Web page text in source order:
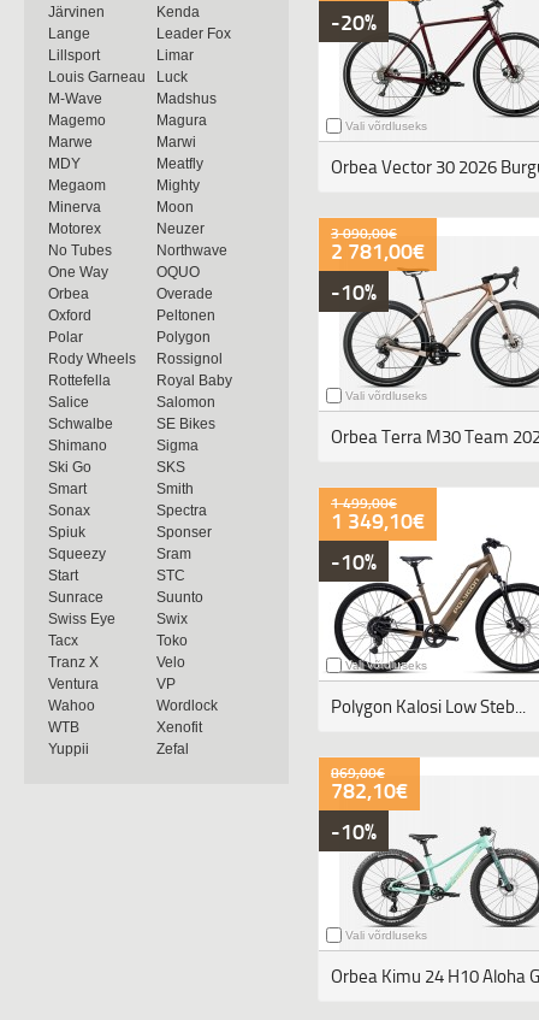
Järvinen
Kenda
Lange
Leader Fox
Lillsport
Limar
Louis Garneau
Luck
M-Wave
Madshus
Magemo
Magura
Marwe
Marwi
MDY
Meatfly
Megaom
Mighty
Minerva
Moon
Motorex
Neuzer
No Tubes
Northwave
One Way
OQUO
Orbea
Overade
Oxford
Peltonen
Polar
Polygon
Rody Wheels
Rossignol
Rottefella
Royal Baby
Salice
Salomon
Schwalbe
SE Bikes
Shimano
Sigma
Ski Go
SKS
Smart
Smith
Sonax
Spectra
Spiuk
Sponser
Squeezy
Sram
Start
STC
Sunrace
Suunto
Swiss Eye
Swix
Tacx
Toko
Tranz X
Velo
Ventura
VP
Wahoo
Wordlock
WTB
Xenofit
Yuppii
Zefal
-20%
Vali võrdluseks
3 090,00€
2 781,00€
-10%
Vali võrdluseks
1 499,00€
1 349,10€
-10%
Vali võrdluseks
Polygon Kalosi Low Steb...
869,00€
782,10€
-10%
Vali võrdluseks